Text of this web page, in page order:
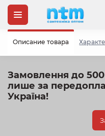
Замовлення до
лише за
Україна!
Описание товара